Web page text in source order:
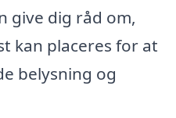
give dig råd om,
kan placeres for at
belysning og